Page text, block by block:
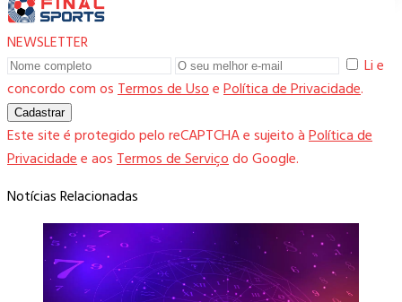
NEWSLETTER
Li e
concordo com osTermos de UsoePolítica de Privacidade.
Cadastrar
Este site é protegido pelo reCAPTCHA e sujeito àPolítica de
Privacidadee aosTermos de Serviçodo Google.
Notícias Relacionadas